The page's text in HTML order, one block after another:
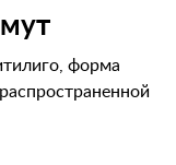
форма